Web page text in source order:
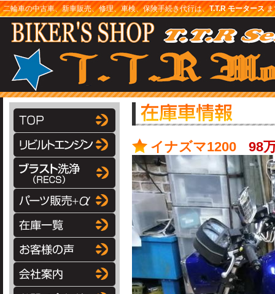
二輪車の中古車、新車販売、修理、車検、保険手続き代行は、T.T.R モータースま
イナズマ1200 98